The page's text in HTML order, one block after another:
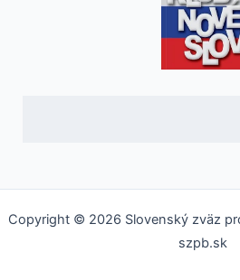
Copyright © 2026 Slovenský zväz
szpb.sk